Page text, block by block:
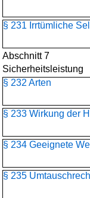
§ 231 Irrtümliche
Abschnitt 7
Sicherheitsleistung
§ 232 Arten
§ 233 Wirkung der
§ 234 Geeignete
§ 235